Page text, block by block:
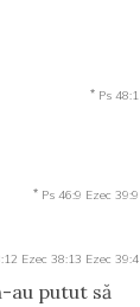
* Ps 48:1
* Ps 46:9 Ezec 39:9
Ezec 38:13 Ezec 39:4
au putut să